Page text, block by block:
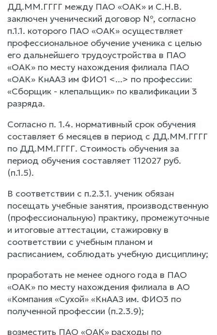
ДД.ММ.ГГГГ между ПАО «ОАК» и С.Н.В.
заключен ученический договор №, согласно
п.1.1. которого ПАО «ОАК» осуществляет
профессиональное обучение ученика с целью
его дальнейшего трудоустройства в ПАО
«ОАК» по месту нахождения филиала ПАО
«ОАК» КнААЗ им ФИО1 <...> по профессии:
«Сборщик - клепальщик» по квалификации 3
разряда.
Согласно п. 1.4. нормативный срок обучения
составляет 6 месяцев в период с ДД.ММ.ГГГГ
по ДД.ММ.ГГГГ. Стоимость обучения за
период обучения составляет 112027 руб.
(п.1.5).
В соответствии с п.2.3.1. ученик обязан
посещать учебные занятия, производственную
(профессиональную) практику, промежуточные
и итоговые аттестации, стажировку в
соответствии с учебным планом и
расписанием, соблюдать учебную дисциплину;
проработать не менее одного года в ПАО
«ОАК» по месту нахождения филиала в АО
«Компания «Сухой» «КнААЗ им. ФИО3 по
полученной профессии (п.2.3.9);
возместить ПАО «ОАК» расходы по